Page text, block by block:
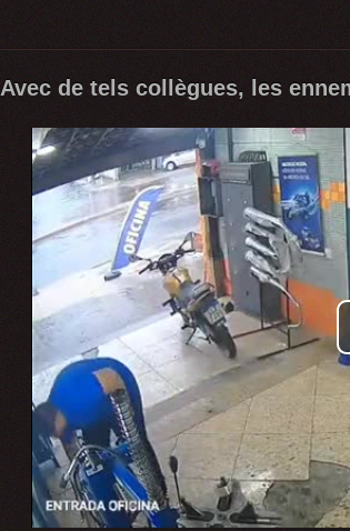
Avec de tels collègues, les